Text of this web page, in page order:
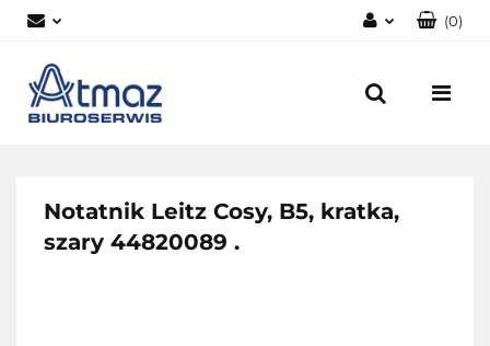
Zarejestruj się
(0)
Notatnik Leitz Cosy, B5, kratka,
szary 44820089 .